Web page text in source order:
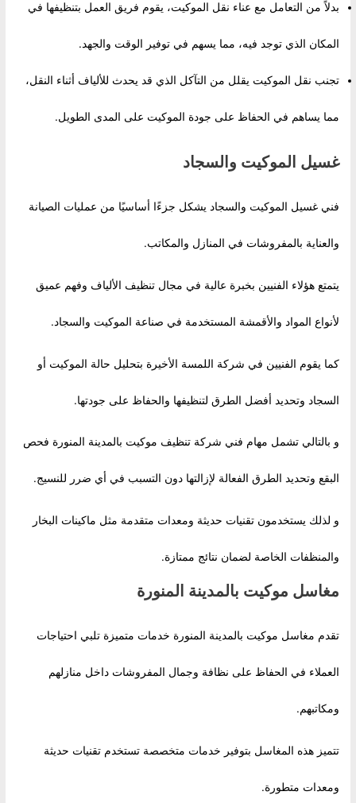
بدلاً من التعامل مع عناء نقل الموكيت، يقوم فريق العمل بتنظيفها في
المكان الذي توجد فيه، مما يسهم في توفير الوقت والجهد.
تجنب نقل الموكيت يقلل من التآكل الذي قد يحدث للألياف أثناء النقل،
مما يساهم في الحفاظ على جودة الموكيت على المدى الطويل.
غسيل الموكيت والسجاد
فني غسيل الموكيت والسجاد يشكل جزءًا أساسيًا من عمليات الصيانة
والعناية بالمفروشات في المنازل والمكاتب.
يتمتع هؤلاء الفنيين بخبرة عالية في مجال تنظيف الألياف وفهم عميق
لأنواع المواد والأقمشة المستخدمة في صناعة الموكيت والسجاد.
كما يقوم الفنيين في شركة اللمسة الأخيرة بتحليل حالة الموكيت أو
السجاد وتحديد أفضل الطرق لتنظيفها والحفاظ على جودتها.
و بالتالي تشمل مهام فني شركة تنظيف موكيت بالمدينة المنورة فحص
البقع وتحديد الطرق الفعالة لإزالتها دون التسبب في أي ضرر للنسيج.
و لذلك يستخدمون تقنيات حديثة ومعدات متقدمة مثل ماكينات البخار
والمنظفات الخاصة لضمان نتائج ممتازة.
مغاسل موكيت بالمدينة المنورة
تقدم مغاسل موكيت بالمدينة المنورة خدمات متميزة تلبي احتياجات
العملاء في الحفاظ على نظافة وجمال المفروشات داخل منازلهم
ومكاتبهم.
تتميز هذه المغاسل بتوفير خدمات متخصصة تستخدم تقنيات حديثة
ومعدات متطورة.